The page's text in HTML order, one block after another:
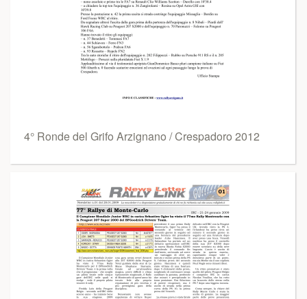
4° Ronde del Grifo Arzignano / Crespadoro 2012